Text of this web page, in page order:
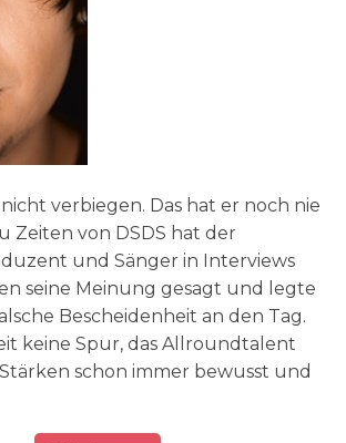
nicht verbiegen. Das hat er noch nie
Zeiten von DSDS hat der
und Sänger in Interviews
seine Meinung gesagt und legte
Bescheidenheit an den Tag.
keine Spur, das Allroundtalent
schon immer bewusst und